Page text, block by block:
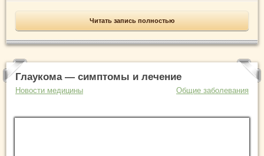
Читать запись полностью
Глаукома — симптомы и лечение
Новости медицины Общие заболевания